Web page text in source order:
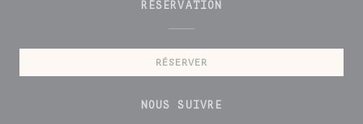
RÉSERVATION
RÉSERVER
NOUS SUIVRE